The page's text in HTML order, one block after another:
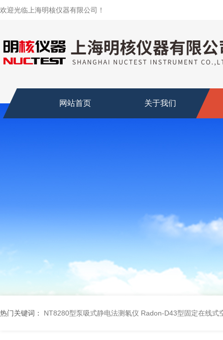
欢迎光临上海明核仪器有限公司！
网站首页 关于我们
热门关键词： NT8280型泵吸式静电法测氡仪 Radon-D43型固定在线式